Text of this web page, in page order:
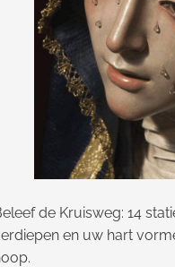
de Kruisweg: 14
en uw hart